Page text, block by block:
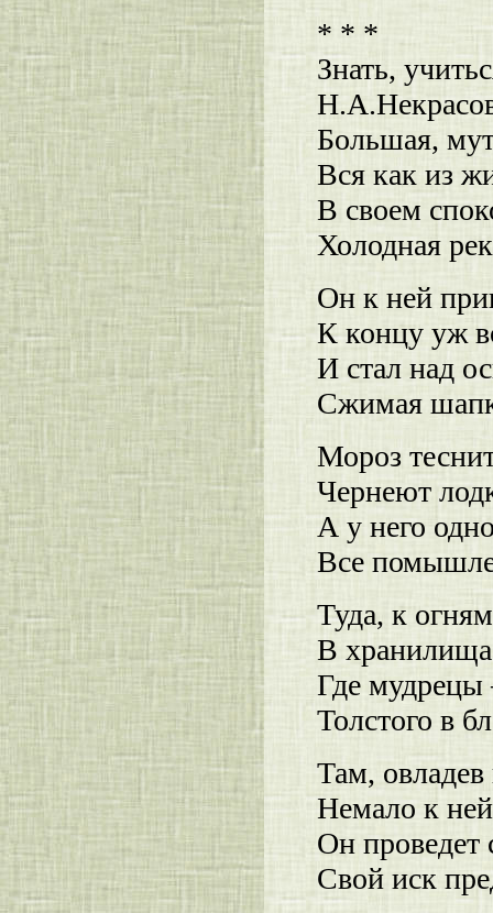
* * *
Знать,
Большая,
Вся как из
В своем
Холодная
Он к ней
К концу уж
И стал над
Сжимая
Мороз
Чернеют
А у него
Все
Туда, к
В
Где
Толстого в
Там,
Немало к
Он проведет
Свой иск